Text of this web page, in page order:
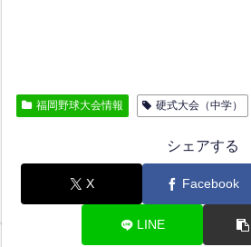
福岡野球大会情報 硬式大会（中学）
シェアする
X Facebook
LINE